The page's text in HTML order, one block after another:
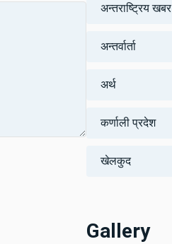
अन्तराष्ट्रिय खबर
अन्तर्वार्ता
अर्थ
कर्णाली प्रदेश
खेलकुद
Gallery